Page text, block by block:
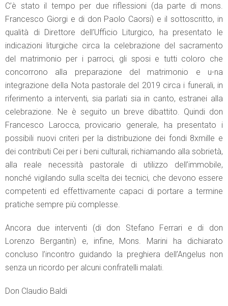
C’è stato il tempo per due riflessioni (da parte di mons.
Francesco Giorgi e di don Paolo Caorsi) e il sottoscritto, in
qualità di Direttore dell’Ufficio Liturgico, ha presentato le
indicazioni liturgiche circa la celebrazione del sacramento
del matrimonio per i parroci, gli sposi e tutti coloro che
concorrono alla preparazione del matrimonio e u-na
integrazione della Nota pastorale del 2019 circa i funerali, in
riferimento a interventi, sia parlati sia in canto, estranei alla
celebrazione. Ne è seguito un breve dibattito. Quindi don
Francesco Larocca, provicario generale, ha presentato i
possibili nuovi criteri per la distribuzione dei fondi 8xmille e
dei contributi Cei per i beni culturali, richiamando alla sobrietà,
alla reale necessità pastorale di utilizzo dell’immobile,
nonché vigilando sulla scelta dei tecnici, che devono essere
competenti ed effettivamente capaci di portare a termine
pratiche sempre più complesse.
Ancora due interventi (di don Stefano Ferrari e di don
Lorenzo Bergantin) e, infine, Mons. Marini ha dichiarato
concluso l’incontro guidando la preghiera dell’Angelus non
senza un ricordo per alcuni confratelli malati.
Don Claudio Baldi